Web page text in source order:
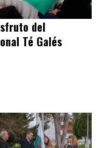
del
Té Galés